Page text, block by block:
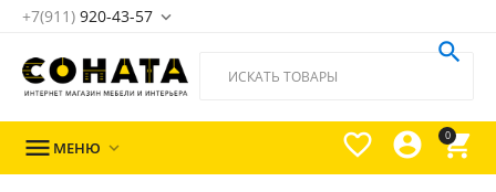
+7(911) 920-43-57 
0




 МЕНЮ 